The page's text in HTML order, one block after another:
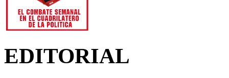
EDITORIAL